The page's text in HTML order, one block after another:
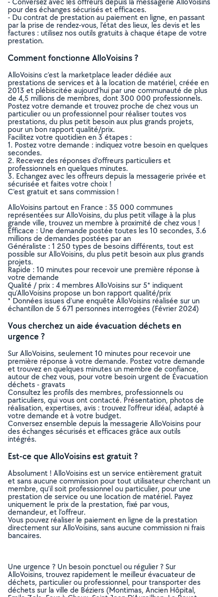
pour des échanges sécurisés et efficaces.
- Du contrat de prestation au paiement en ligne, en passant
par la prise de rendez-vous, l’état des lieux, les devis et les
factures : utilisez nos outils gratuits à chaque étape de votre
prestation.
Comment fonctionne AlloVoisins ?
AlloVoisins c’est la marketplace leader dédiée aux
prestations de services et à la location de matériel, créée en
2013 et plébiscitée aujourd’hui par une communauté de plus
de 4,5 millions de membres, dont 300 000 professionnels.
Postez votre demande et trouvez proche de chez vous un
particulier ou un professionnel pour réaliser toutes vos
prestations, du plus petit besoin aux plus grands projets,
pour un bon rapport qualité/prix.
Facilitez votre quotidien en 3 étapes :
1. Postez votre demande : indiquez votre besoin en quelques
secondes.
2. Recevez des réponses d’offreurs particuliers et
professionnels en quelques minutes.
3. Echangez avec les offreurs depuis la messagerie privée et
sécurisée et faites votre choix !
C’est gratuit et sans commission !
AlloVoisins partout en France : 35 000 communes
représentées sur AlloVoisins, du plus petit village à la plus
grande ville, trouvez un membre à proximité de chez vous !
Efficace : Une demande postée toutes les 10 secondes, 3.6
millions de demandes postées par an
Généraliste : 1 250 types de besoins différents, tout est
possible sur AlloVoisins, du plus petit besoin aux plus grands
projets.
Rapide : 10 minutes pour recevoir une première réponse à
votre demande
Qualité / prix : 4 membres AlloVoisins sur 5* indiquent
qu’AlloVoisins propose un bon rapport qualité/prix
* Données issues d’une enquête AlloVoisins réalisée sur un
échantillon de 5 671 personnes interrogées (Février 2024)
Vous cherchez un aide évacuation déchets en
urgence ?
Sur AlloVoisins, seulement 10 minutes pour recevoir une
première réponse à votre demande. Postez votre demande
et trouvez en quelques minutes un membre de confiance,
autour de chez vous, pour votre besoin urgent de Évacuation
déchets - gravats
Consultez les profils des membres, professionnels ou
particuliers, qui vous ont contacté. Présentation, photos de
réalisation, expertises, avis : trouvez l'offreur idéal, adapté à
votre demande et à votre budget.
Conversez ensemble depuis la messagerie AlloVoisins pour
des échanges sécurisés et efficaces grâce aux outils
intégrés.
Est-ce que AlloVoisins est gratuit ?
Absolument ! AlloVoisins est un service entièrement gratuit
et sans aucune commission pour tout utilisateur cherchant un
membre, qu’il soit professionnel ou particulier, pour une
prestation de service ou une location de matériel. Payez
uniquement le prix de la prestation, fixé par vous,
demandeur, et l’offreur.
Vous pouvez réaliser le paiement en ligne de la prestation
directement sur AlloVoisins, sans aucune commission ni frais
bancaires.
Une urgence ? Un besoin ponctuel ou régulier ? Sur
AlloVoisins, trouvez rapidement le meilleur évacuateur de
déchets, particulier ou professionnel, pour transporter des
déchets sur la ville de Béziers (Montimas, Ancien Hôpital,